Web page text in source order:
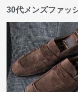
30代メンズファッ